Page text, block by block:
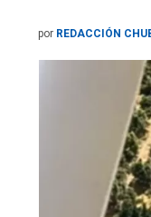
por REDACCIÓN